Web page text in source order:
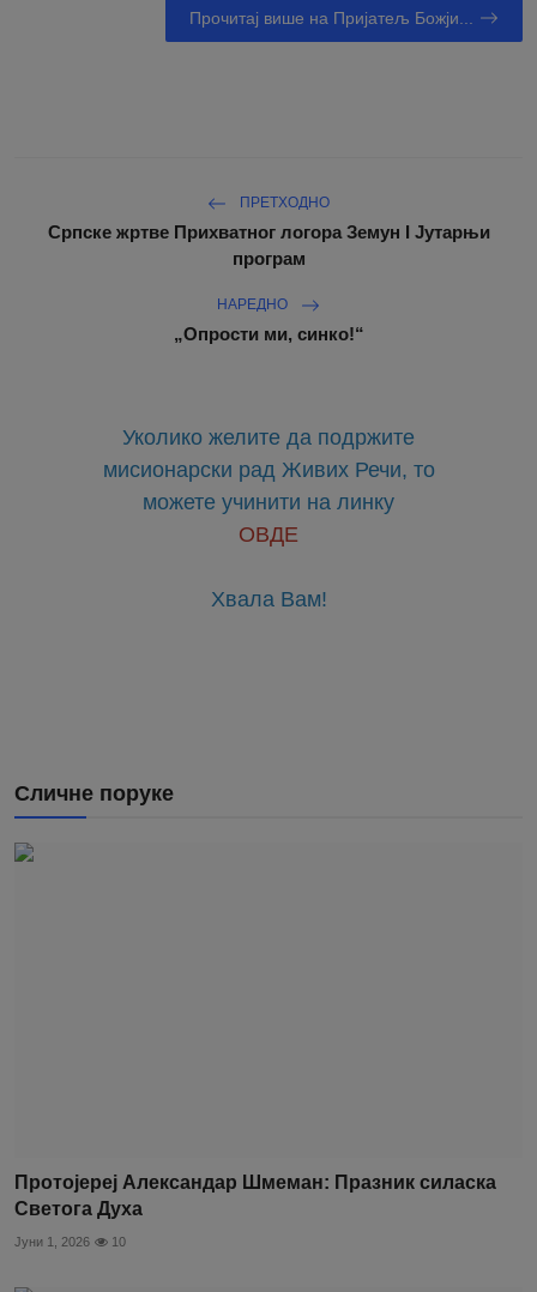
Прочитај више на Пријатељ Божји...
ПРЕТХОДНО
Српске жртве Прихватног логора Земун I Јутарњи
програм
НАРЕДНО
„Опрости ми, синко!“
Уколико желите да подржите
мисионарски рад Живих Речи, то
можете учинити на линку
ОВДЕ
Хвала Вам!
Сличне поруке
Протојереј Александар Шмеман: Празник силаска
Светога Духа
Јуни 1, 2026 10